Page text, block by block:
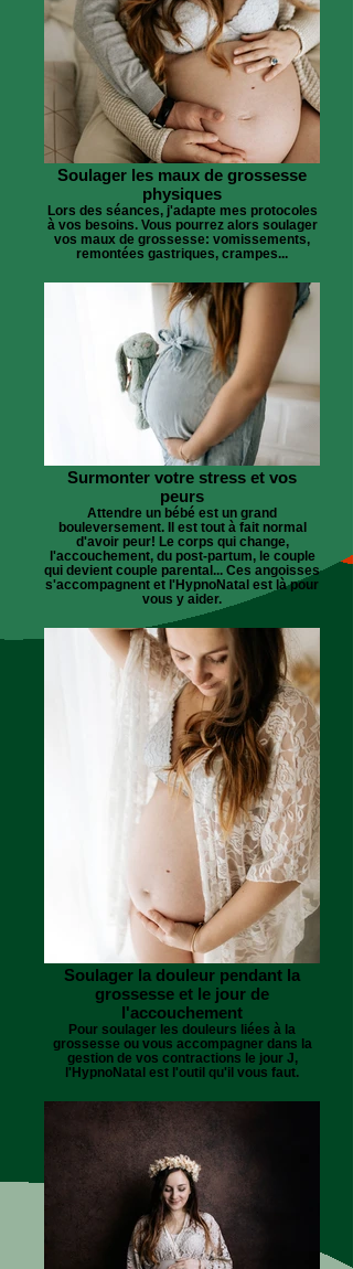
Soulager les maux de grossesse
physiques
Lors des séances, j'adapte mes protocoles
à vos besoins. Vous pourrez alors soulager
vos maux de grossesse: vomissements,
remontées gastriques, crampes...
Surmonter votre stress et vos
peurs
Attendre un bébé est un grand
bouleversement. Il est tout à fait normal
d'avoir peur! Le corps qui change,
l'accouchement, du post-partum, le couple
qui devient couple parental... Ces angoisses
s'accompagnent et l'HypnoNatal est là pour
vous y aider.
Soulager la douleur pendant la
grossesse et le jour de
l'accouchement
Pour soulager les douleurs liées à la
grossesse ou vous accompagner dans la
gestion de vos contractions le jour J,
l'HypnoNatal est l'outil qu'il vous faut.